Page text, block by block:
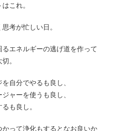
これ。
考が忙しい日。
エネルギーの逃げ道を作って
。
自分でやるも良し、
ャーを使うも良し、
も良し。
かって浄化もするとなお良いか